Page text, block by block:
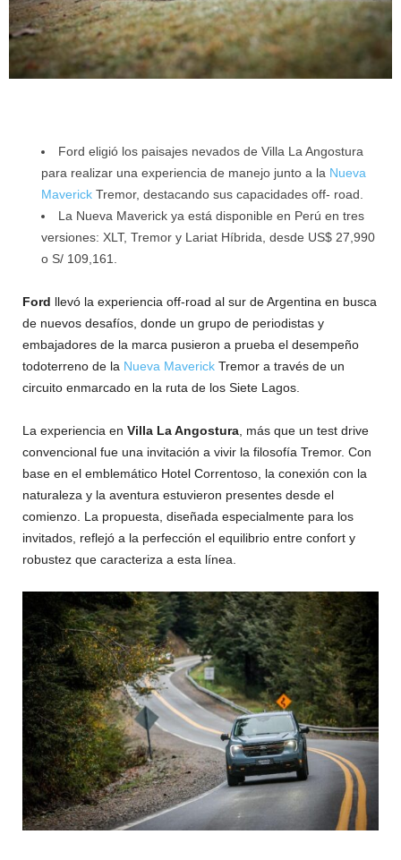
Ford eligió los paisajes nevados de Villa La Angostura
para realizar una experiencia de manejo junto a la Nueva
Maverick Tremor, destacando sus capacidades off- road.
La Nueva Maverick ya está disponible en Perú en tres
versiones: XLT, Tremor y Lariat Híbrida, desde US$ 27,990
o S/ 109,161.
Ford llevó la experiencia off-road al sur de Argentina en busca
de nuevos desafíos, donde un grupo de periodistas y
embajadores de la marca pusieron a prueba el desempeño
todoterreno de la Nueva Maverick Tremor a través de un
circuito enmarcado en la ruta de los Siete Lagos.
La experiencia en Villa La Angostura , más que un test drive
convencional fue una invitación a vivir la filosofía Tremor. Con
base en el emblemático Hotel Correntoso, la conexión con la
naturaleza y la aventura estuvieron presentes desde el
comienzo. La propuesta, diseñada especialmente para los
invitados, reflejó a la perfección el equilibrio entre confort y
robustez que caracteriza a esta línea.